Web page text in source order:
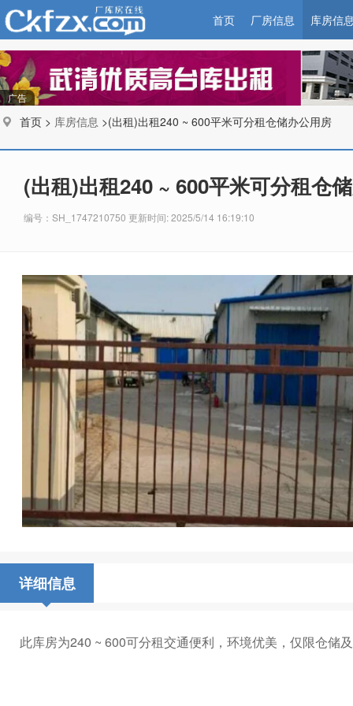
首页 厂房信息 库房信
广告
首页 > 库房信息 >(出租)出租240 ~ 600平米可分租仓储办公用房
(出租)出租240 ~ 600平米可分租仓
编号：SH_1747210750 更新时间: 2025/5/14 16:19:10
详细信息
此库房为240 ~ 600可分租交通便利，环境优美，仅限仓储